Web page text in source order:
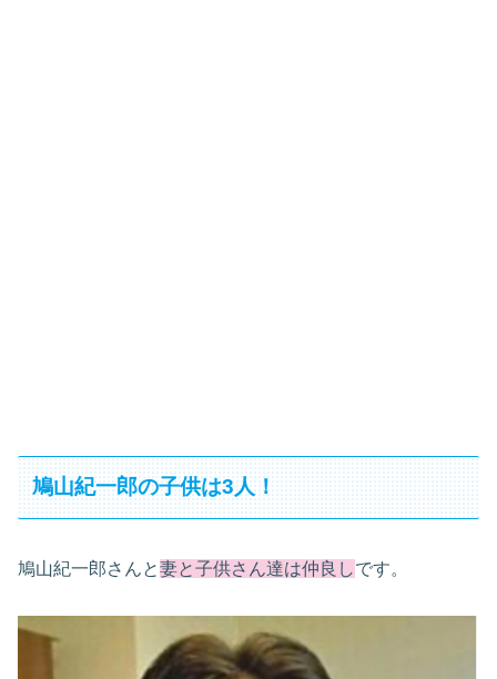
鳩山紀一郎の子供は3人！
鳩山紀一郎さんと妻と子供さん達は仲良しです。